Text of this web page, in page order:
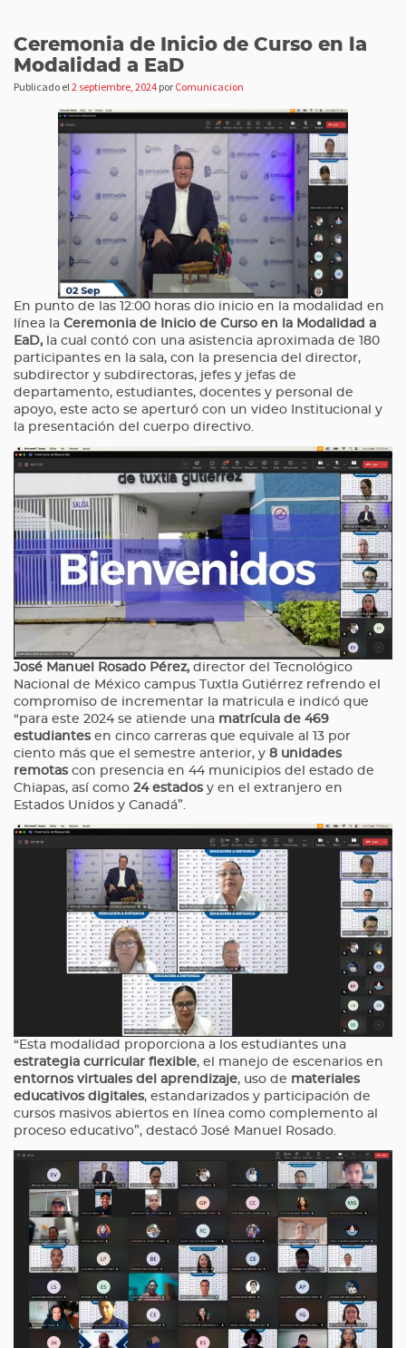
Ceremonia de Inicio de Curso en la
Modalidad a EaD
Publicado el2 septiembre, 2024 por Comunicacion
En punto de las 12:00 horas dio inicio en la modalidad en
línea la Ceremonia de Inicio de Curso en la Modalidad a
EaD, la cual contó con una asistencia aproximada de 180
participantes en la sala, con la presencia del director,
subdirector y subdirectoras, jefes y jefas de
departamento, estudiantes, docentes y personal de
apoyo, este acto se aperturó con un video Institucional y
la presentación del cuerpo directivo.
José Manuel Rosado Pérez, director del Tecnológico
Nacional de México campus Tuxtla Gutiérrez refrendo el
compromiso de incrementar la matricula e indicó que
“para este 2024 se atiende una matrícula de 469
estudiantes en cinco carreras que equivale al 13 por
ciento más que el semestre anterior, y 8 unidades
remotas con presencia en 44 municipios del estado de
Chiapas, así como 24 estados y en el extranjero en
Estados Unidos y Canadá”.
“Esta modalidad proporciona a los estudiantes una
estrategia curricular flexible, el manejo de escenarios en
entornos virtuales del aprendizaje, uso de materiales
educativos digitales, estandarizados y participación de
cursos masivos abiertos en línea como complemento al
proceso educativo”, destacó José Manuel Rosado.